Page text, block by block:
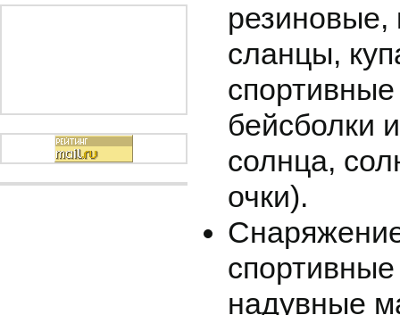
резиновые,
сланцы,
бейсболки
солнца,
очки).
надувные